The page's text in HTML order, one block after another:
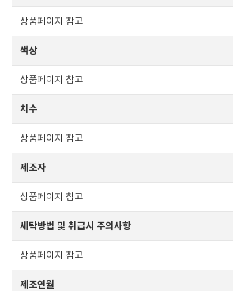
상품페이지 참고
색상
상품페이지 참고
치수
상품페이지 참고
제조자
상품페이지 참고
세탁방법 및 취급시 주의사항
상품페이지 참고
제조연월